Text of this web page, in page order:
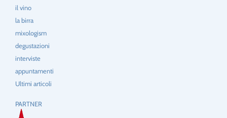
il vino
la birra
mixologism
degustazioni
interviste
appuntamenti
Ultimi articoli
PARTNER